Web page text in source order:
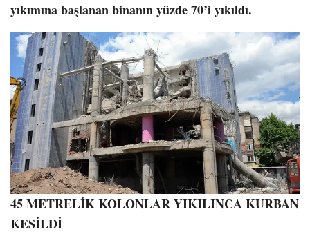
yıkımına başlanan binanın yüzde 70’i yıkıldı.
45 METRELİK KOLONLAR YIKILINCA KURBAN
KESİLDİ